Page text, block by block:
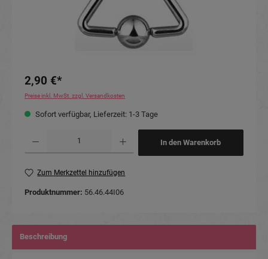
2,90 €*
Preise inkl. MwSt. zzgl. Versandkosten
Sofort verfügbar, Lieferzeit: 1-3 Tage
In den Warenkorb
Zum Merkzettel hinzufügen
Produktnummer: 56.46.44I06
Beschreibung